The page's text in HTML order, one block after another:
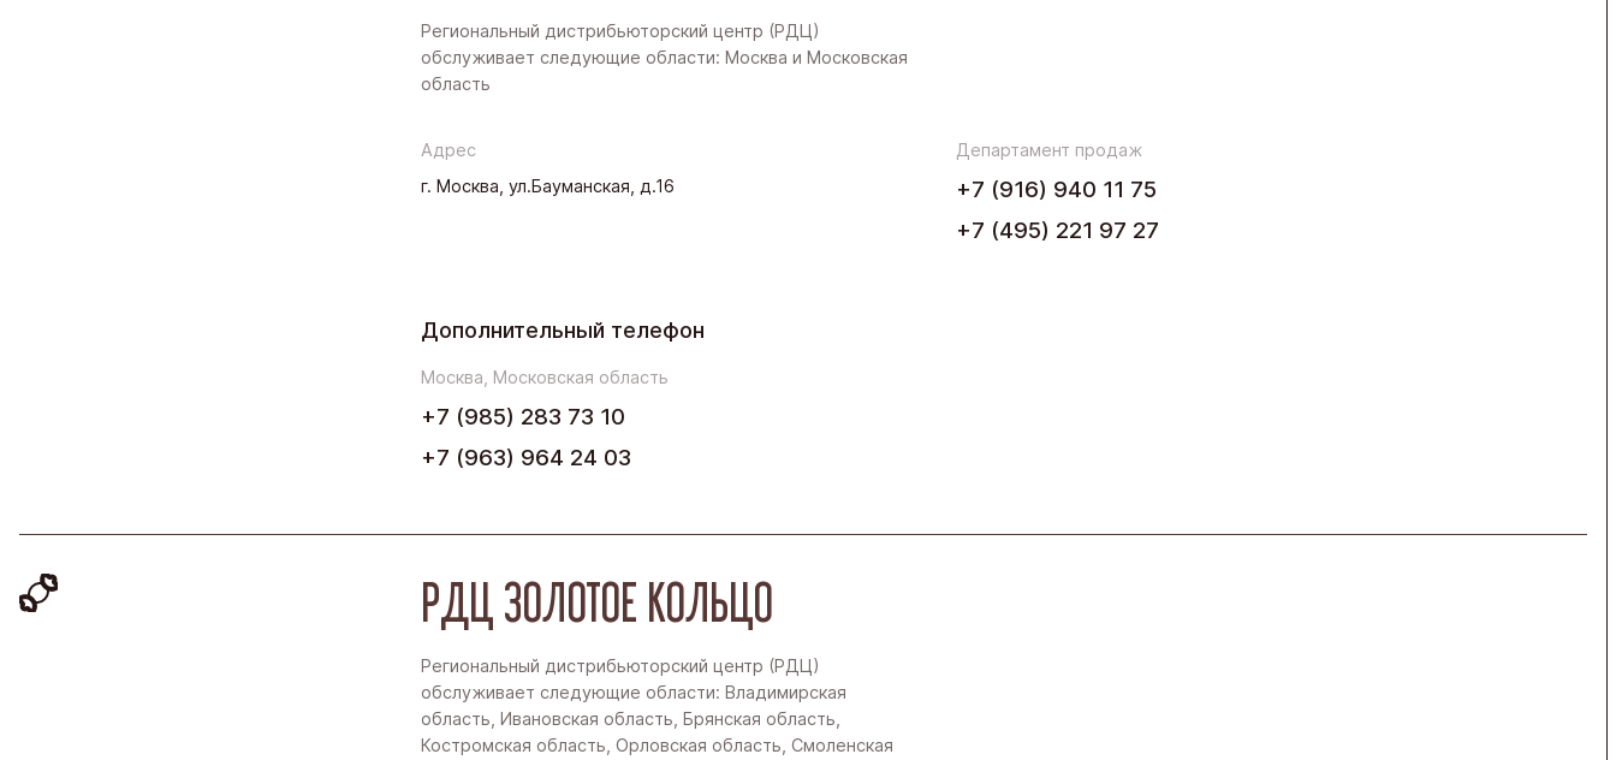
Дальний Восток
Северо-Запад
Региональный дистрибьюторский центр (РДЦ)
обслуживает следующие области: Москва и Московская
область
Адрес
г. Москва, ул.Бауманская, д.16
Департамент продаж
+7 (916) 940 11 75
+7 (495) 221 97 27
Дополнительный телефон
Москва, Московская область
+7 (985) 283 73 10
+7 (963) 964 24 03
РДЦ ЗОЛОТОЕ КОЛЬЦО
Региональный дистрибьюторский центр (РДЦ)
обслуживает следующие области: Владимирская
область, Ивановская область, Брянская область,
Костромская область, Орловская область, Смоленская